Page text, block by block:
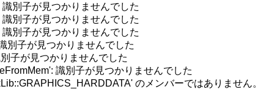
別子が見つかりませんでした
別子が見つかりませんでした
別子が見つかりませんでした
別子が見つかりませんでした
子が見つかりませんでした
識別子が見つかりませんでした
のメンバーではありません。